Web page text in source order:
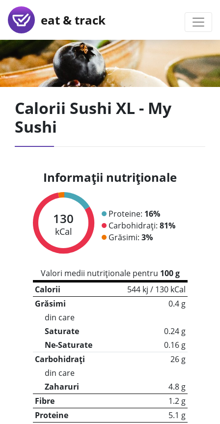
eat & track
Calorii Sushi XL - My
Sushi
Informații nutriționale
130
kCal
Proteine: 16%
Carbohidrați: 81%
Grăsimi: 3%
Valori medii nutriționale pentru 100 g
Calorii
544 kj / 130 kCal
Grăsimi
0.4 g
din care
Saturate
0.24 g
Ne-Saturate
0.16 g
Carbohidrați
26 g
din care
Zaharuri
4.8 g
Fibre
1.2 g
Proteine
5.1 g